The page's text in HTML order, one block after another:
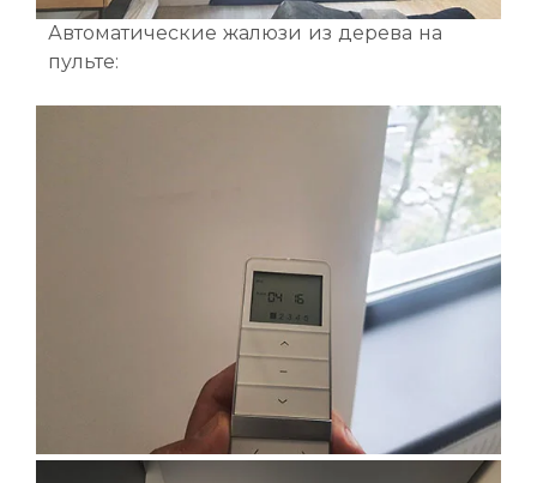
Автоматические жалюзи из дерева на
пульте: